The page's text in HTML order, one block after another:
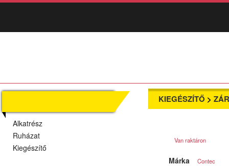
Alkatrész
Ruházat
Kiegészítő
KIEGÉSZÍTŐ >
Van raktáron
Márka Contec